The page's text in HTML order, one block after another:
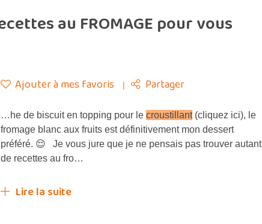
au FROMAGE pour vous
Ajouter à mes favoris Partager
…he de biscuit en topping pour le croustillant(cliquez ici), le
fromage blanc aux fruits est définitivement mon dessert
préféré. 😌 Je vous jure que je ne pensais pas trouver autant
de recettes au fro…
Lire la suite